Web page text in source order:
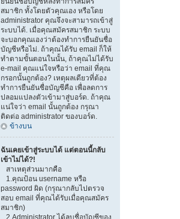
สมาชิก ทั้งโดยตัวคุณเอง หรือโดย
administrator คุณจึงจะสามารถเข้าสู่
ระบบได้. เมื่อคุณสมัครสมาชิก ระบบ
จะบอกคุณเองว่าต้องทำการยืนยันชื่อ
บัญชีหรือไม่. ถ้าคุณได้รับ email ก็ให้
ทำตามขั้นตอนในนั้น, ถ้าคุณไม่ได้รับ
e-mail คุณแน่ใจหรือว่า email ที่คุณ
กรอกนั้นถูกต้อง? เหตุผลเดียวที่ต้อง
ทำการยืนยันชื่อบัญชีคือ เพื่อลดการ
ปลอมแปลงตัวเข้ามาสู่บอร์ด. ถ้าคุณ
แน่ใจว่า email นั้นถูกต้อง กรุณา
ติดต่อ administrator ของบอร์ด.
ข้างบน
ฉันเคยเข้าสู่ระบบได้ แต่ตอนนี้กลับ
เข้าไม่ได้?!
สาเหตุส่วนมากคือ
1.คุณป้อน username หรือ
password ผิด (กรุณากลับไปตรวจ
สอบ email ที่คุณได้รับเมื่อคุณสมัคร
สมาชิก)
2.Administrator ได้ลบชื่อบัญชีของ